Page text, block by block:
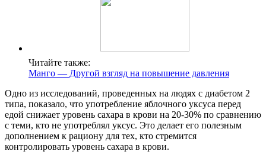
Читайте также:
Манго — Другой взгляд на повышение давления
Одно из исследований, проведенных на людях с диабетом 2
типа, показало, что употребление яблочного уксуса перед
едой снижает уровень сахара в крови на 20-30% по сравнению
с теми, кто не употреблял уксус. Это делает его полезным
дополнением к рациону для тех, кто стремится
контролировать уровень сахара в крови.